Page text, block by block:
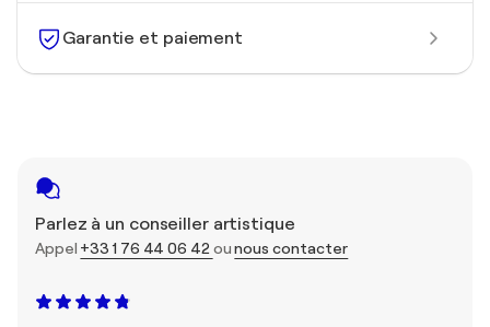
Garantie et paiement
Parlez à un conseiller artistique
Appel +33 1 76 44 06 42ounous contacter